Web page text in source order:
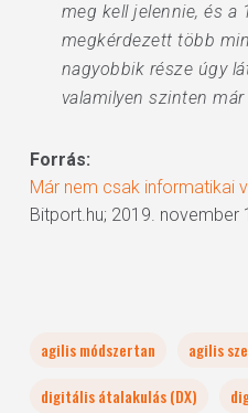
meg kell jelennie, és a
megkérdezett több
nagyobbik része úgy
valamilyen szinten
Forrás:
Már nem csak informatikai
Bitport.hu; 2019. november
agilis módszertan
agilis
digitális átalakulás (DX)